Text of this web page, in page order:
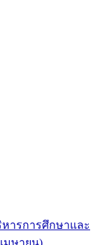
หารการศึกษาและ
มษายน)